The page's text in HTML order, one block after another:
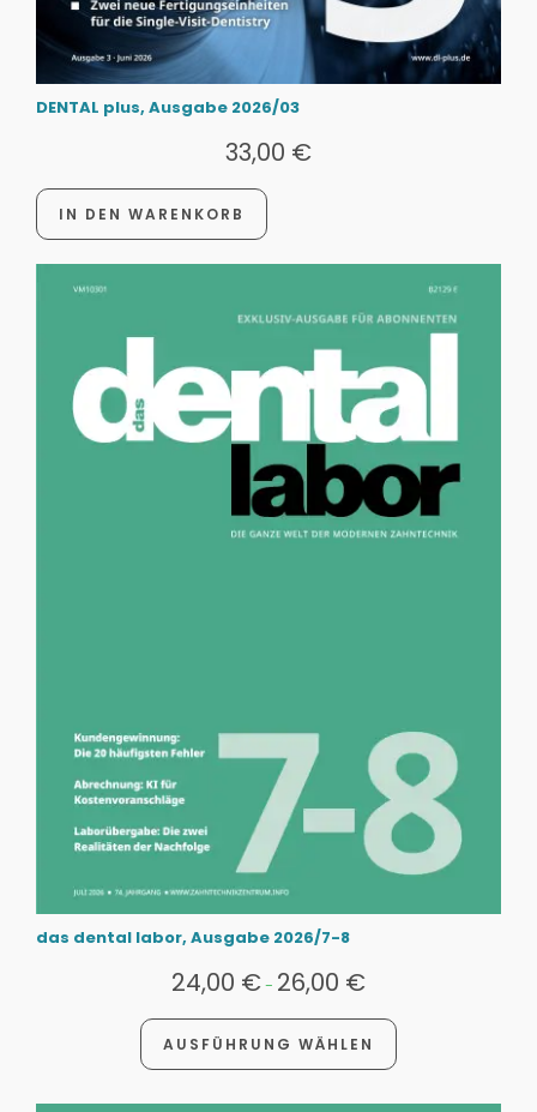
DENTAL plus, Ausgabe 2026/03
33,00 €
IN DEN WARENKORB
das dental labor, Ausgabe 2026/7-8
24,00 €- 26,00 €
AUSFÜHRUNG WÄHLEN